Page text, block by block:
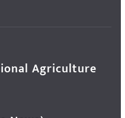
Agriculture